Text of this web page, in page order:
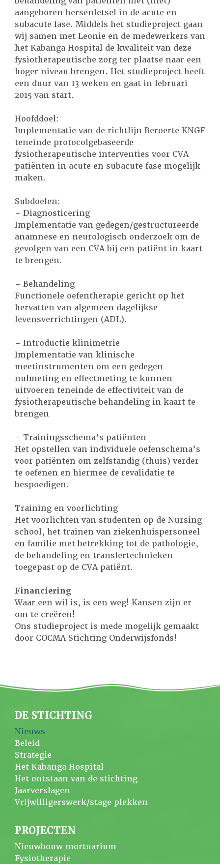
aangeboren hersenletsel in de acute en
subacute fase. Middels het studieproject gaan
wij samen met Leonie en de medewerkers van
het Kabanga Hospital de kwaliteit van deze
fysiotherapeutische zorg ter plaatse naar een
hoger niveau brengen. Het studieproject heeft
een duur van 13 weken en gaat in februari
2015 van start.
Hoofddoel:
Implementatie van de richtlijn Beroerte KNGF
teneinde protocolgebaseerde
fysiotherapeutische interventies voor CVA
patiënten in acute en subacute fase mogelijk
maken.
Subdoelen:
– Diagnosticering
Implementatie van gedegen/gestructureerde
anamnese en neurologisch onderzoek om de
gevolgen van een CVA bij een patiënt in kaart
te brengen.
– Behandeling
Functionele oefentherapie gericht op het
hervatten van algemeen dagelijkse
levensverrichtingen (ADL).
– Introductie klinimetrie
Implementatie van klinische
meetinstrumenten om een gedegen
nulmeting en effectmeting te kunnen
uitvoeren teneinde de effectiviteit van de
fysiotherapeutische behandeling in kaart te
brengen
– Trainingsschema’s patiënten
Het opstellen van individuele oefenschema’s
voor patiënten om zelfstandig (thuis) verder
te oefenen en hiermee de revalidatie te
bespoedigen.
Training en voorlichting
Het voorlichten van studenten op de Nursing
school, het trainen van ziekenhuispersoneel
en familie met betrekking tot de pathologie,
de behandeling en transfertechnieken
toegepast op de CVA patiënt.
Financiering
Waar een wil is, is een weg! Kansen zijn er
om te creëren!
Ons studieproject is mede mogelijk gemaakt
door COCMA Stichting Onderwijsfonds!
DE STICHTING
Nieuws
Beleid
Strategie
Het Kabanga Hospital
Het ontstaan van de stichting
Jaarverslagen
Vrijwilligerswerk/stage plekken
PROJECTEN
Nieuwbouw mortuarium
Fysiotherapie